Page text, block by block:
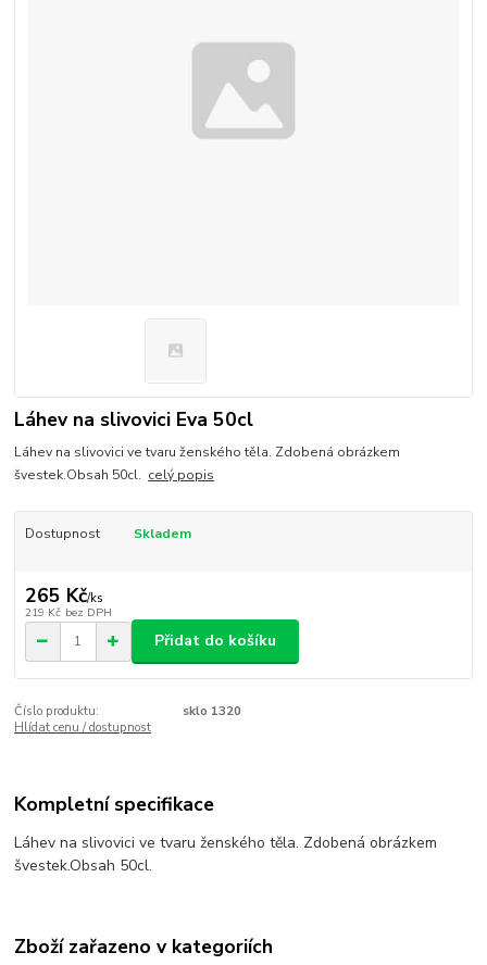
Láhev na slivovici Eva 50cl
Láhev na slivovici ve tvaru ženského těla. Zdobená obrázkem
švestek.Obsah 50cl. celý popis
Dostupnost Skladem
265 Kč/ks
219 Kč bez DPH
Přidat do košíku
Číslo produktu:
sklo 1320
Hlídat cenu / dostupnost
Kompletní specifikace
Láhev na slivovici ve tvaru ženského těla. Zdobená obrázkem
švestek.Obsah 50cl.
Zboží zařazeno v kategoriích